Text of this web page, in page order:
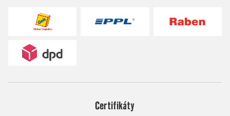
Certifikáty